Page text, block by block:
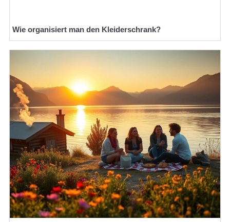
Wie organisiert man den Kleiderschrank?